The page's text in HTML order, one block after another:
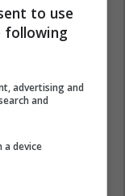
to use
following
advertising and
and
device